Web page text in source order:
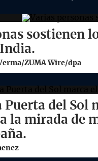
sostienen
ZUMA Wire/dpa
Puerta del Sol
la mirada de